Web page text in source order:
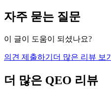
자주 묻는 질문
이 글이 도움이 되셨나요?
의견 제출하기 더 많은 리뷰 보기
더 많은 QEO 리뷰